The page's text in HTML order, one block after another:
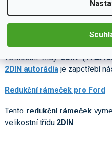
3. Třetí variantaje
velikostní třídy2DIN
2DIN autorádia je zapotřebí
Redukční rámeček pro Ford
Tento redukční rámeček
velikostní třídu 2DIN.